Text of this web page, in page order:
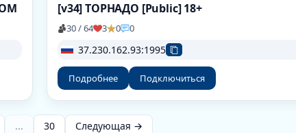
[v34] ТОРНАДО [Public] 18+
30 / 64 3 0 0
37.230.162.93:1995
Подробнее Подключиться
... 30 Следующая →